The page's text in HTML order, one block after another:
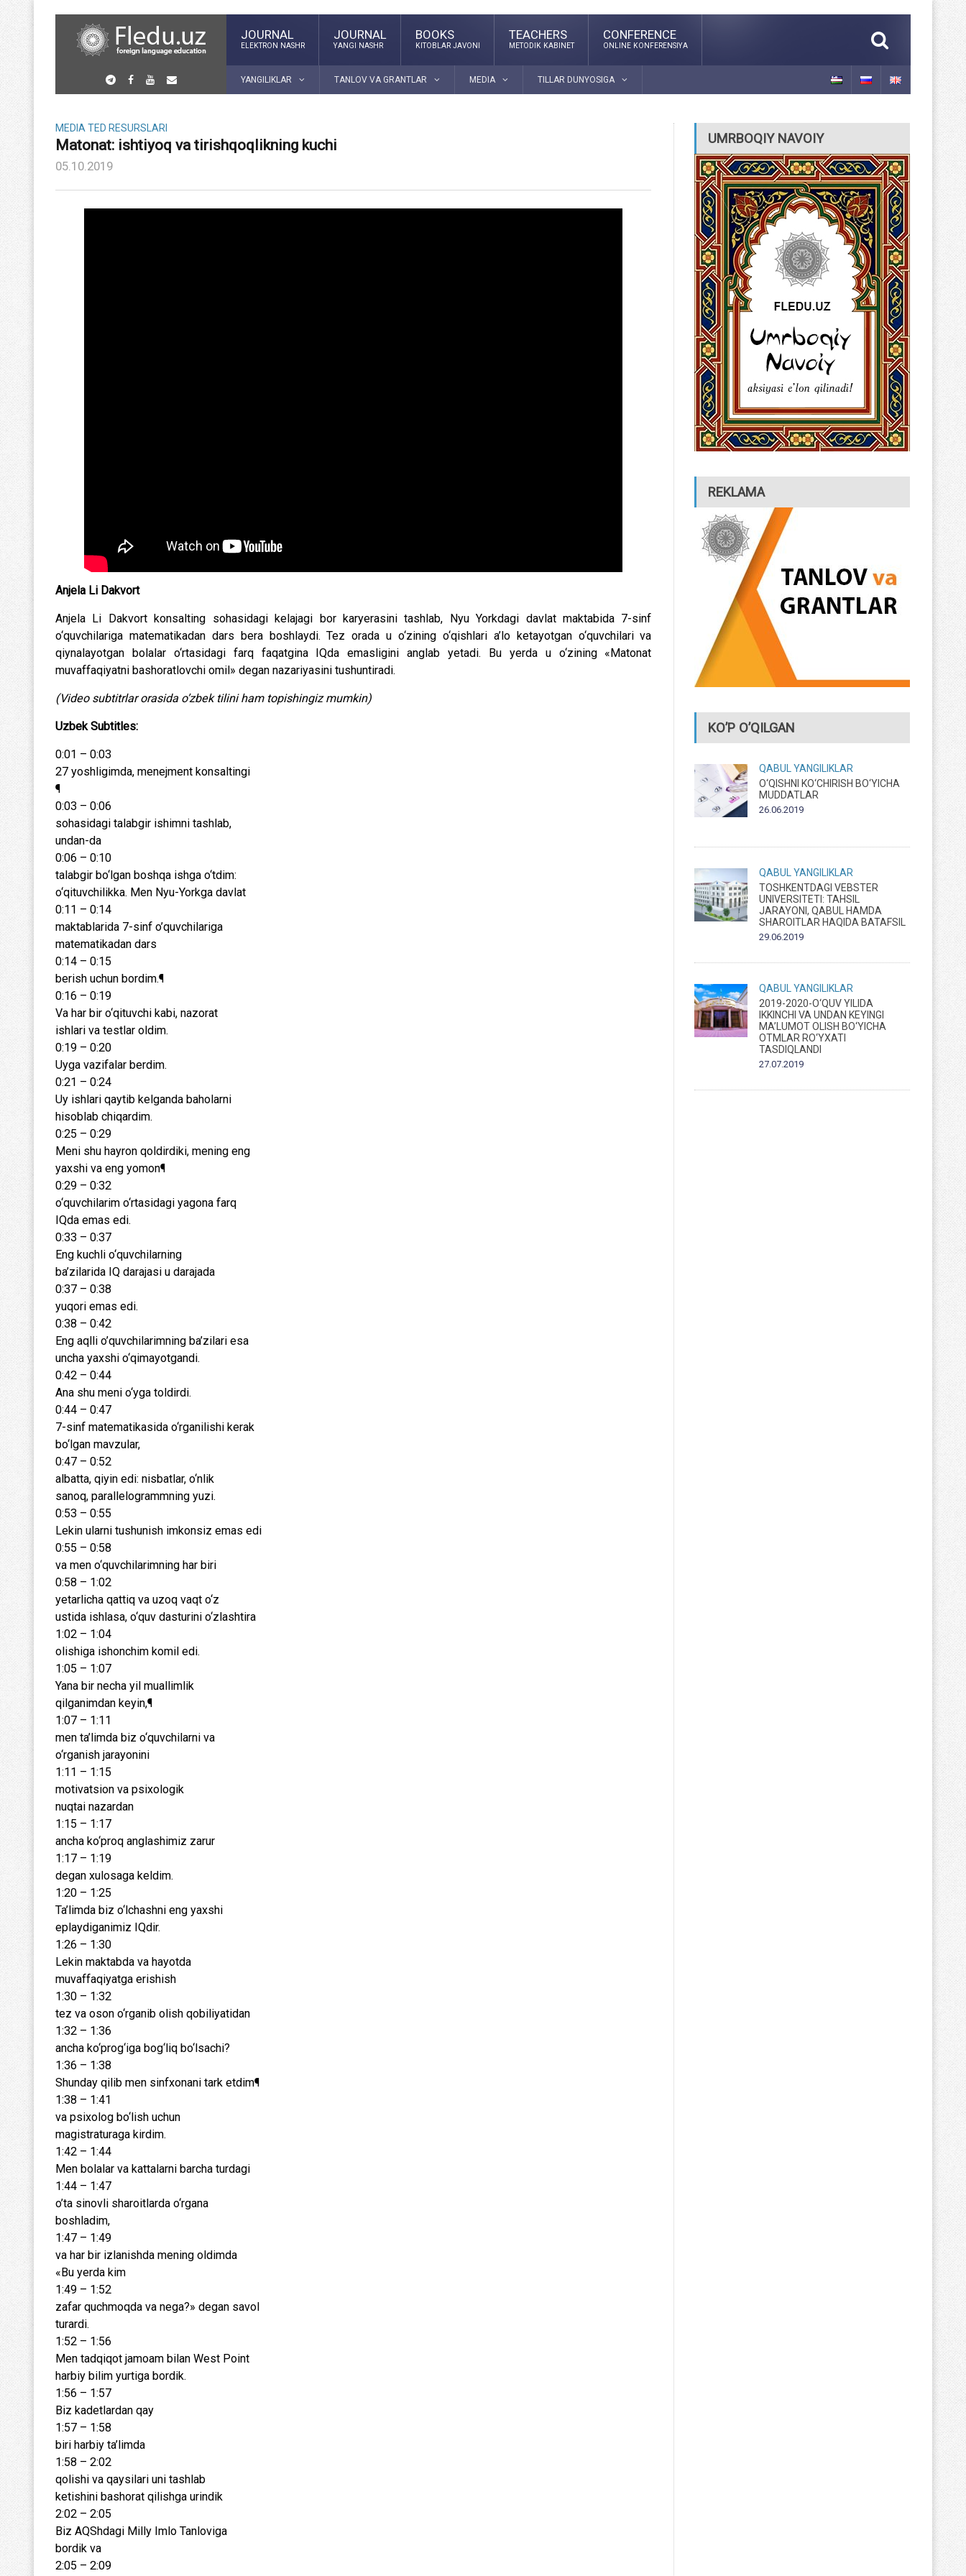
JOURNAL
ELEKTRON NASHR
JOURNAL
YANGI NASHR
BOOKS
KITOBLAR JAVONI
TEACHERS
METODIK KABINET
CONFERENCE
ONLINE KONFERENSIYA
YANGILIKLAR TANLOV VA GRANTLAR MEDIA TILLAR DUNYOSIGA
MEDIA TED RESURSLARI
Matonat: ishtiyoq va tirishqoqlikning kuchi
05.10.2019
Anjela Li Dakvort
Anjela Li Dakvort konsalting sohasidagi kelajagi bor karyerasini tashlab, Nyu Yorkdagi davlat maktabida 7-sinf
o‘quvchilariga matematikadan dars bera boshlaydi. Tez orada u o‘zining o‘qishlari a’lo ketayotgan o‘quvchilari va
qiynalayotgan bolalar o‘rtasidagi farq faqatgina IQda emasligini anglab yetadi. Bu yerda u o‘zining «Matonat
muvaffaqiyatni bashoratlovchi omil» degan nazariyasini tushuntiradi.
(Video subtitrlar orasida o’zbek tilini ham topishingiz mumkin)
Uzbek Subtitles:
0:01 – 0:03
27 yoshligimda, menejment konsaltingi
¶
0:03 – 0:06
sohasidagi talabgir ishimni tashlab,
undan-da
0:06 – 0:10
talabgir bo‘lgan boshqa ishga o‘tdim:
o‘qituvchilikka. Men Nyu-Yorkga davlat
0:11 – 0:14
maktablarida 7-sinf o’quvchilariga
matematikadan dars
0:14 – 0:15
berish uchun bordim.¶
0:16 – 0:19
Va har bir o‘qituvchi kabi, nazorat
ishlari va testlar oldim.
0:19 – 0:20
Uyga vazifalar berdim.
0:21 – 0:24
Uy ishlari qaytib kelganda baholarni
hisoblab chiqardim.
0:25 – 0:29
Meni shu hayron qoldirdiki, mening eng
yaxshi va eng yomon¶
0:29 – 0:32
o‘quvchilarim o‘rtasidagi yagona farq
IQda emas edi.
0:33 – 0:37
Eng kuchli o‘quvchilarning
ba’zilarida IQ darajasi u darajada
0:37 – 0:38
yuqori emas edi.
0:38 – 0:42
Eng aqlli o’quvchilarimning ba’zilari esa
uncha yaxshi o‘qimayotgandi.
0:42 – 0:44
Ana shu meni o‘yga toldirdi.
0:44 – 0:47
7-sinf matematikasida o‘rganilishi kerak
bo‘lgan mavzular,
0:47 – 0:52
albatta, qiyin edi: nisbatlar, o‘nlik
sanoq, parallelogrammning yuzi.
0:53 – 0:55
Lekin ularni tushunish imkonsiz emas edi
0:55 – 0:58
va men o‘quvchilarimning har biri
0:58 – 1:02
yetarlicha qattiq va uzoq vaqt o‘z
ustida ishlasa, o‘quv dasturini o‘zlashtira
1:02 – 1:04
olishiga ishonchim komil edi.
1:05 – 1:07
Yana bir necha yil muallimlik
qilganimdan keyin,¶
1:07 – 1:11
men ta’limda biz o‘quvchilarni va
o‘rganish jarayonini
1:11 – 1:15
motivatsion va psixologik
nuqtai nazardan
1:15 – 1:17
ancha ko‘proq anglashimiz zarur
1:17 – 1:19
degan xulosaga keldim.
1:20 – 1:25
Ta’limda biz o‘lchashni eng yaxshi
eplaydiganimiz IQdir.
1:26 – 1:30
Lekin maktabda va hayotda
muvaffaqiyatga erishish
1:30 – 1:32
tez va oson o‘rganib olish qobiliyatidan
1:32 – 1:36
ancha ko‘prog‘iga bog‘liq bo‘lsachi?
1:36 – 1:38
Shunday qilib men sinfxonani tark etdim¶
1:38 – 1:41
va psixolog bo‘lish uchun
magistraturaga kirdim.
1:42 – 1:44
Men bolalar va kattalarni barcha turdagi
1:44 – 1:47
o’ta sinovli sharoitlarda o‘rgana
boshladim,
1:47 – 1:49
va har bir izlanishda mening oldimda
«Bu yerda kim
1:49 – 1:52
zafar quchmoqda va nega?» degan savol
turardi.
1:52 – 1:56
Men tadqiqot jamoam bilan West Point
harbiy bilim yurtiga bordik.
1:56 – 1:57
Biz kadetlardan qay
1:57 – 1:58
biri harbiy ta’limda
1:58 – 2:02
qolishi va qaysilari uni tashlab
ketishini bashorat qilishga urindik
2:02 – 2:05
Biz AQShdagi Milly Imlo Tanloviga
bordik va
2:05 – 2:09
UMRBOQIY NAVOIY
REKLAMA
KO’P O’QILGAN
QABUL
YANGILIKLAR
O‘QISHNI KO‘CHIRISH BO‘YICHA
MUDDATLAR
26.06.2019
QABUL
YANGILIKLAR
TOSHKENTDAGI VEBSTER
UNIVERSITETI: TAHSIL
JARAYONI, QABUL HAMDA
SHAROITLAR HAQIDA BATAFSIL
29.06.2019
QABUL
YANGILIKLAR
2019-2020-O‘QUV YILIDA
IKKINCHI VA UNDAN KEYINGI
MA’LUMOT OLISH BO‘YICHA
OTMLAR RO‘YXATI
TASDIQLANDI
27.07.2019